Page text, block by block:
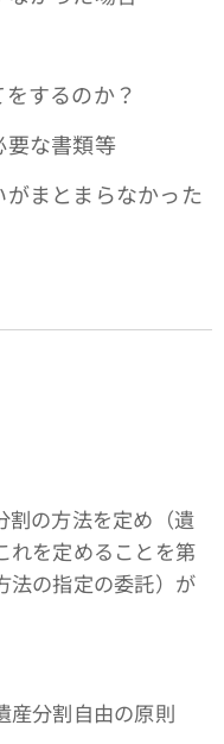
するのか？
要な書類等
まとまらなかった
の方法を定め（遺
れを定めることを第
法の指定の委託）が
分割自由の原則